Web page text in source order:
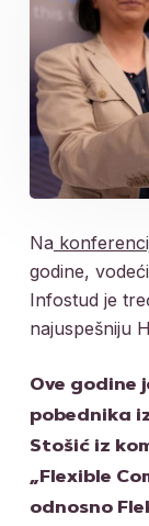
Na
godine,
Infostud je
najuspešniju
Ove godine
pobednika
Stošić iz
„Flexible
odnosno